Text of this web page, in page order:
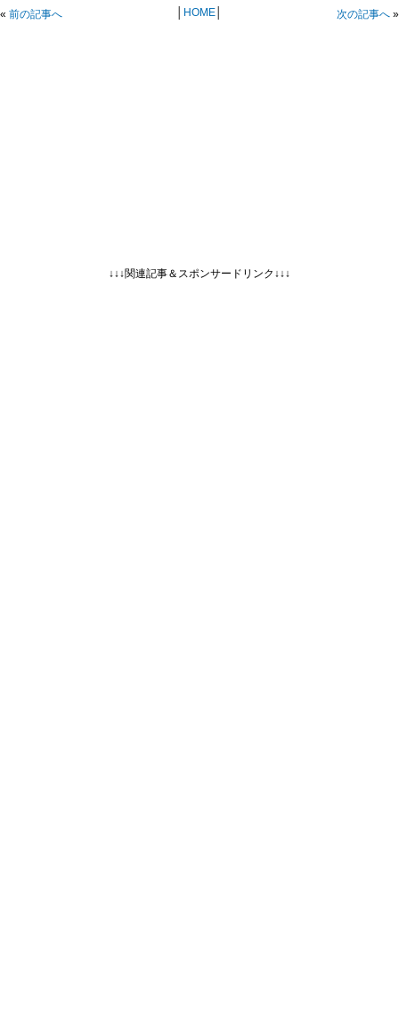
« 前の記事へ HOME│ 次の記事へ »
↓↓↓関連記事＆スポンサードリンク↓↓↓